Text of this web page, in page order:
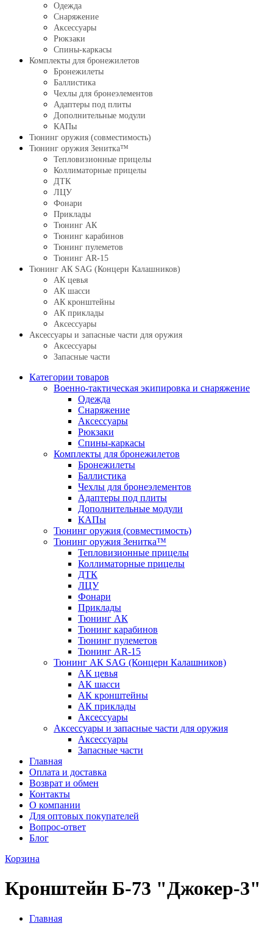
Одежда
Снаряжение
Аксессуары
Рюкзаки
Спины-каркасы
Комплекты для бронежилетов
Бронежилеты
Баллистика
Чехлы для бронеэлементов
Адаптеры под плиты
Дополнительные модули
КАПы
Тюнинг оружия (совместимость)
Тюнинг оружия Зенитка™
Тепловизионные прицелы
Коллиматорные прицелы
ДТК
ЛЦУ
Фонари
Приклады
Тюнинг АК
Тюнинг карабинов
Тюнинг пулеметов
Тюнинг AR-15
Тюнинг АК SAG (Концерн Калашников)
АК цевья
АК шасси
АК кронштейны
АК приклады
Аксессуары
Аксессуары и запасные части для оружия
Аксессуары
Запасные части
Категории товаров
Военно-тактическая экипировка и снаряжение
Одежда
Снаряжение
Аксессуары
Рюкзаки
Спины-каркасы
Комплекты для бронежилетов
Бронежилеты
Баллистика
Чехлы для бронеэлементов
Адаптеры под плиты
Дополнительные модули
КАПы
Тюнинг оружия (совместимость)
Тюнинг оружия Зенитка™
Тепловизионные прицелы
Коллиматорные прицелы
ДТК
ЛЦУ
Фонари
Приклады
Тюнинг АК
Тюнинг карабинов
Тюнинг пулеметов
Тюнинг AR-15
Тюнинг АК SAG (Концерн Калашников)
АК цевья
АК шасси
АК кронштейны
АК приклады
Аксессуары
Аксессуары и запасные части для оружия
Аксессуары
Запасные части
Главная
Оплата и доставка
Возврат и обмен
Контакты
О компании
Для оптовых покупателей
Вопрос-ответ
Блог
Корзина
Кронштейн Б-73 "Джокер-3"
Главная